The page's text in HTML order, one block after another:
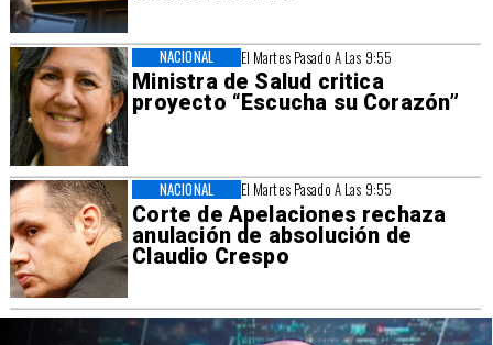
El Martes Pasado A Las 9:55
Ministra de Salud critica
proyecto “Escucha su Corazón”
NACIONAL
El Martes Pasado A Las 9:55
Corte de Apelaciones rechaza
anulación de absolución de
Claudio Crespo
NACIONAL